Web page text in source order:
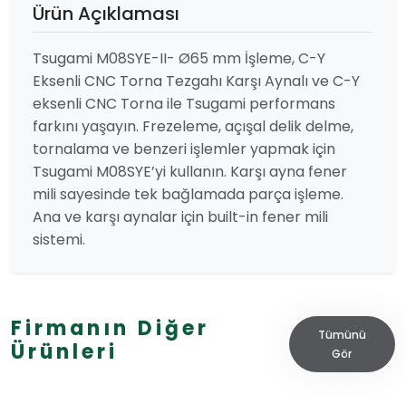
Ürün Açıklaması
Tsugami M08SYE-II- Ø65 mm İşleme, C-Y
Eksenli CNC Torna Tezgahı Karşı Aynalı ve C-Y
eksenli CNC Torna ile Tsugami performans
farkını yaşayın. Frezeleme, açışal delik delme,
tornalama ve benzeri işlemler yapmak için
Tsugami M08SYE’yi kullanın. Karşı ayna fener
mili sayesinde tek bağlamada parça işleme.
Ana ve karşı aynalar için built-in fener mili
sistemi.
Firmanın Diğer
Ürünleri
Tümünü
Gör